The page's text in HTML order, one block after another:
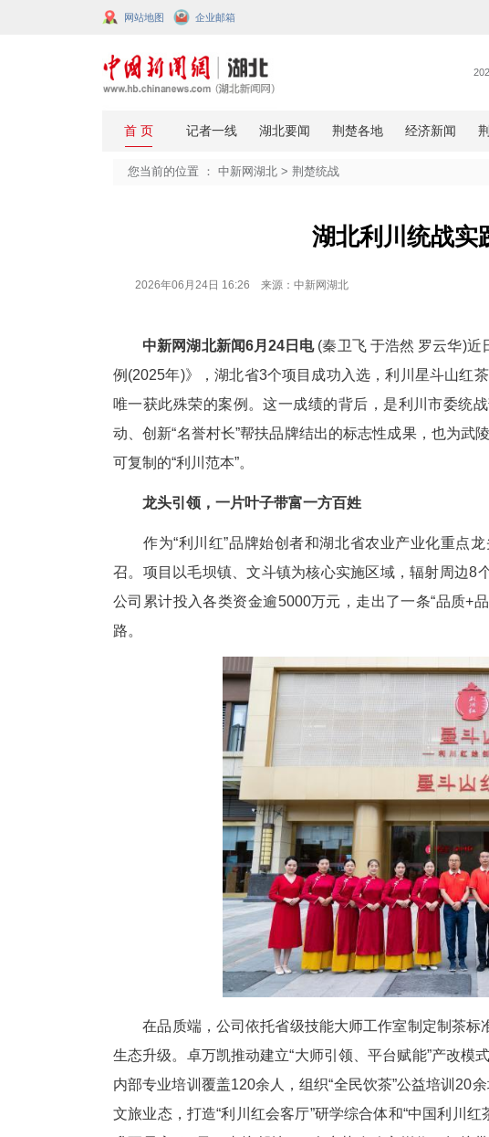
网站地图
湖北
2026年06月24日 16:26 来源：中新网湖北
中新网湖北新闻6月24日电(秦卫飞 于
例(2025年)》，湖北省3个项目成功入选
唯一获此殊荣的案例。这一成绩的背后，
动、创新“名誉村长”帮扶品牌结出的标志
可复制的“利川范本”。
作为“利川红”品牌始创者和湖北省农
召。项目以毛坝镇、文斗镇为核心实施区
公司累计投入各类资金逾5000万元，走出